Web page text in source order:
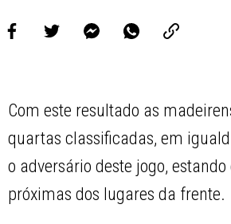
Com este resultado as
quartas classificadas, em
o adversário deste jogo,
próximas dos lugares da frente.